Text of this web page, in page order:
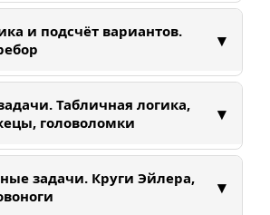
задач.
на взвешивания и
ребусы. Преобразовываем
весы.
и подсчёт вариантов.
▾
системного перебора,
и правилами суммы и
повторов.
Табличная логика,
головоломки
▾
логические таблицы, решать
и лжецов, анализировать
задачи. Круги Эйлера,
▾